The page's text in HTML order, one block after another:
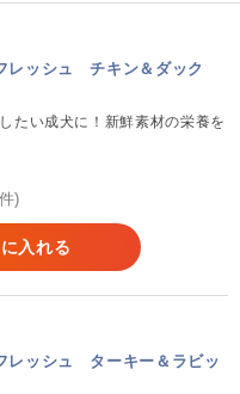
レッシュ チキン＆ダック
たい成犬に！新鮮素材の栄養を
)
入れる
レッシュ ターキー＆ラビッ